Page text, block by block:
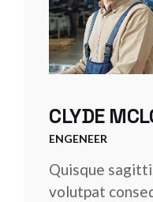
CLYDE
ENGENEER
Quisque
volutpat